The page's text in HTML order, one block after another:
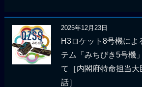
2025年12月23日
H3ロケット8号機によ
テム「みちびき5号機
て［内閣府特命担当
話］